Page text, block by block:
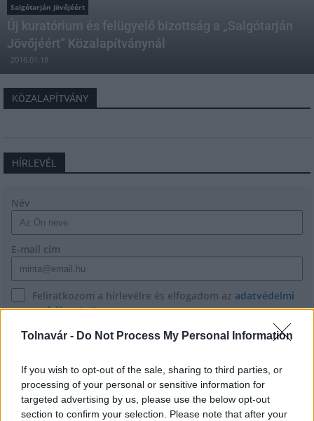
Tolnavár - Do Not Process My Personal Information
If you wish to opt-out of the sale, sharing to third parties, or
processing of your personal or sensitive information for
targeted advertising by us, please use the below opt-out
section to confirm your selection. Please note that after your
Salgótarján Jövőjéért
Új kuratórium és felügyelő bizottság a „Salgótarján
Jövőjéért” Közalapítványnál
2016.01.18
KÖZALAPÍTVÁNY
HÍRLEVÉL
Név
E-mail cím
Feliratkozom a hírlevélre és elfogadom az adatvédelmi
szabályzatot!
FELIRATKOZÁS
LEGFRISSEBB